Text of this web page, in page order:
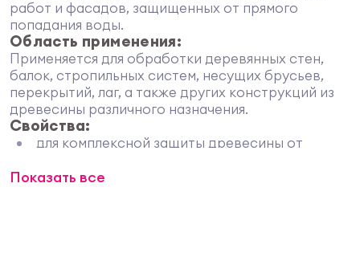
работ и фасадов, защищенных от прямого
попадания воды.
Область применения:
Применяется для обработки деревянных стен,
балок, стропильных систем, несущих брусьев,
перекрытий, лаг, а также других конструкций из
древесины различного назначения.
Свойства:
для комплексной защиты древесины от
не препятствует дальнейшей обработке,
Показать все